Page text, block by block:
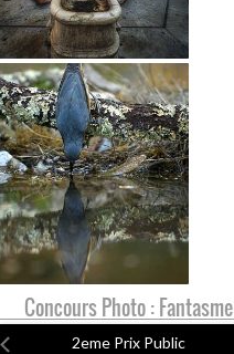
Concours Photo : Fantasme
2eme Prix Public